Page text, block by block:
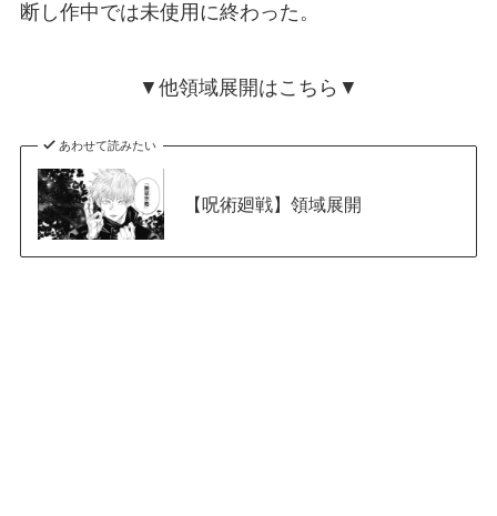
断し作中では未使用に終わった。
▼他領域展開はこちら▼
あわせて読みたい
【呪術廻戦】領域展開